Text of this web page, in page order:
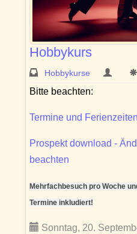
Hobbykurs
Hobbykurse
Bitte beachten:
Termine und Ferienzeiten
Prospekt download -
beachten
Mehrfachbesuch pro Woche
Termine inkludiert!
Sonntag, 20.